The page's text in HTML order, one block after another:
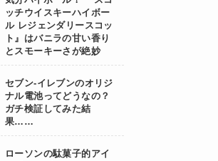
ッチウイスキーハイボー
ル レジェンダリースコッ
ト』はバニラの甘い香り
とスモーキーさが絶妙
セブン-イレブンのオリジ
ナル電池ってどうなの？
ガチ検証してみた結
果……
ローソンの駄菓子的アイ